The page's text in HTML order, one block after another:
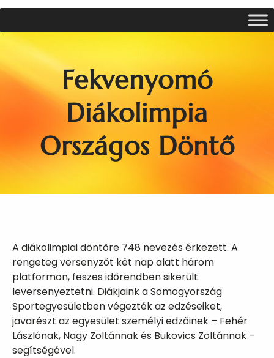
Fekvenyomó
Diákolimpia
Országos Döntő
A diákolimpiai döntőre 748 nevezés érkezett. A
rengeteg versenyzőt két nap alatt három
platformon, feszes időrendben sikerült
leversenyeztetni. Diákjaink a Somogyország
Sportegyesületben végezték az edzéseiket,
javarészt az egyesület személyi edzőinek – Fehér
Lászlónak, Nagy Zoltánnak és Bukovics Zoltánnak –
segítségével.